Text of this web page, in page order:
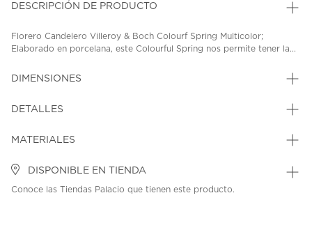
DESCRIPCIÓN DE PRODUCTO
Florero Candelero Villeroy & Boch Colourf Spring Multicolor;
Elaborado en porcelana, este Colourful Spring nos permite tener la...
DIMENSIONES
DETALLES
MATERIALES
DISPONIBLE EN TIENDA
Conoce las Tiendas Palacio que tienen este producto.